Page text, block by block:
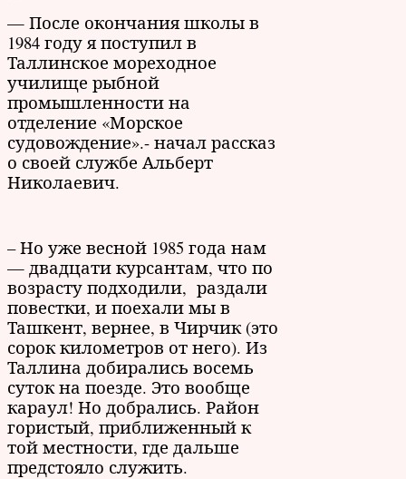
— После окончания школы в
1984 году я поступил в
Таллинское мореходное
училище рыбной
промышленности на
отделение «Морское
судовождение».- начал рассказ
о своей службе Альберт
Николаевич.
– Но уже весной 1985 года нам
— двадцати курсантам, что по
возрасту подходили, раздали
повестки, и поехали мы в
Ташкент, вернее, в Чирчик (это
сорок километров от него). Из
Таллина добирались восемь
суток на поезде. Это вообще
караул! Но добрались. Район
гористый, приближенный к
той местности, где дальше
предстояло служить.